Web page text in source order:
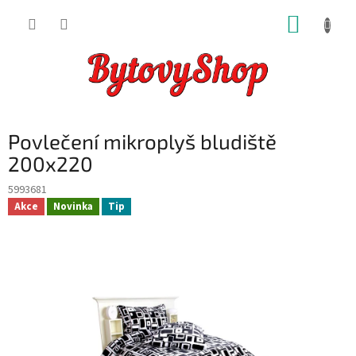
Povlečení mikroplyš bludiště
200x220
5993681
Akce Novinka Tip